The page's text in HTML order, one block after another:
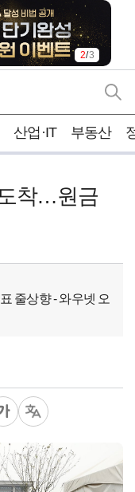
2/3
산업·IT 부동산
착…원금
줄상향 - 와우넷 오